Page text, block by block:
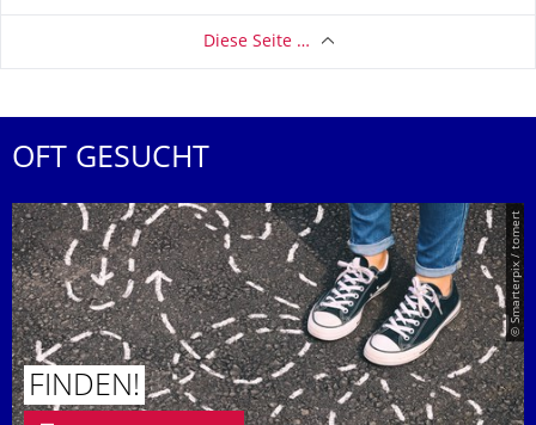
Diese Seite …
OFT GESUCHT
© Smarterpix / tomert
FINDEN!